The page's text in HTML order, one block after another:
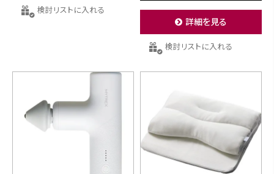
検討リストに入れる
詳細を見る
検討リストに入れる